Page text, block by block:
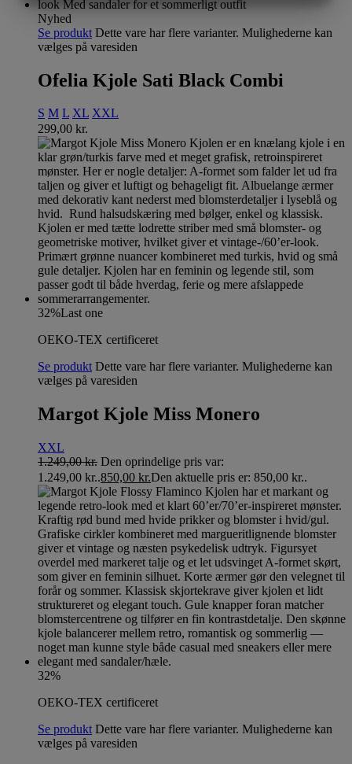
Nyhed
Se produkt Dette vare har flere varianter. Mulighederne kan
vælges på varesiden
Ofelia Kjole Sati Black Combi
S M L XL XXL
299,00 kr.
32%Last one
OEKO-TEX certificeret
Se produktDette vare har flere varianter. Mulighederne kan
vælges på varesiden
Margot Kjole Miss Monero
XXL
1.249,00kr. Den oprindelige pris var:
1.249,00 kr..850,00 kr.Den aktuelle pris er: 850,00 kr..
32%
OEKO-TEX certificeret
Se produkt Dette vare har flere varianter. Mulighederne kan
vælges på varesiden
MARKETING STATISTIK